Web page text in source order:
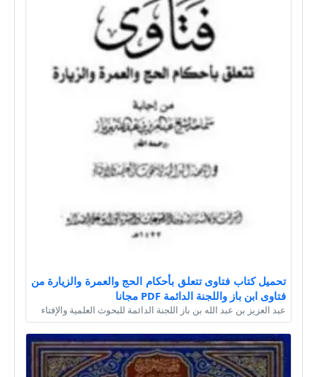
تحميل كتاب فتاوى تتعلق بأحكام الحج والعمرة والزيارة من
فتاوى ابن باز واللجنة الدائمة PDF مجانا
عبد العزيز بن عبد الله بن باز اللجنة الدائمة للبحوث العلمية والإفتاء